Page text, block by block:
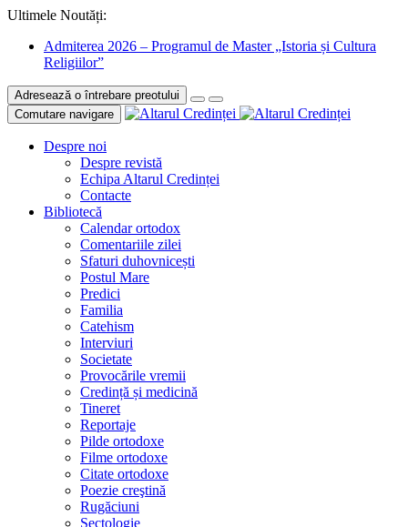
Ultimele Noutăți:
Admiterea 2026 – Programul de Master „Istoria și Cultura
Religiilor”
Adresează o întrebare preotului
Comutare navigare
Despre noi
Despre revistă
Echipa Altarul Credinței
Contacte
Bibliotecă
Calendar ortodox
Comentariile zilei
Sfaturi duhovnicești
Postul Mare
Predici
Familia
Catehism
Interviuri
Societate
Provocările vremii
Credință și medicină
Tineret
Reportaje
Pilde ortodoxe
Filme ortodoxe
Citate ortodoxe
Poezie creştină
Rugăciuni
Sectologie